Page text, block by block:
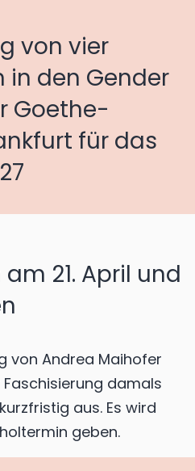
von vier
in den Gender
Goethe-
für das
21. April und
von Andrea Maihofer
damals
aus. Es wird
geben.